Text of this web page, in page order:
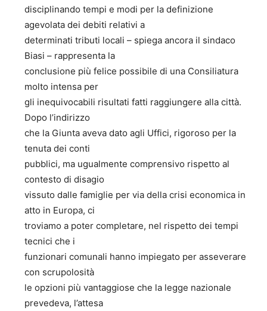
disciplinando tempi e modi per la definizione
agevolata dei debiti relativi a
determinati tributi locali – spiega ancora il sindaco
Biasi – rappresenta la
conclusione più felice possibile di una Consiliatura
molto intensa per
gli inequivocabili risultati fatti raggiungere alla città.
Dopo l’indirizzo
che la Giunta aveva dato agli Uffici, rigoroso per la
tenuta dei conti
pubblici, ma ugualmente comprensivo rispetto al
contesto di disagio
vissuto dalle famiglie per via della crisi economica in
atto in Europa, ci
troviamo a poter completare, nel rispetto dei tempi
tecnici che i
funzionari comunali hanno impiegato per asseverare
con scrupolosità
le opzioni più vantaggiose che la legge nazionale
prevedeva, l’attesa